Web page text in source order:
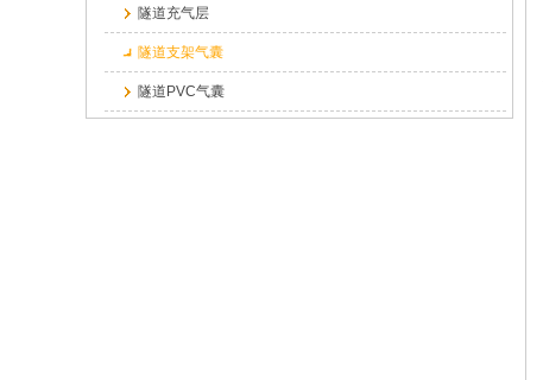
隧道充气层
隧道支架气囊
隧道PVC气囊